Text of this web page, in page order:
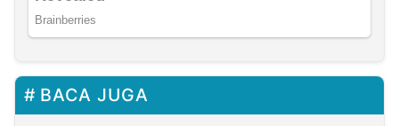
BACA JUGA